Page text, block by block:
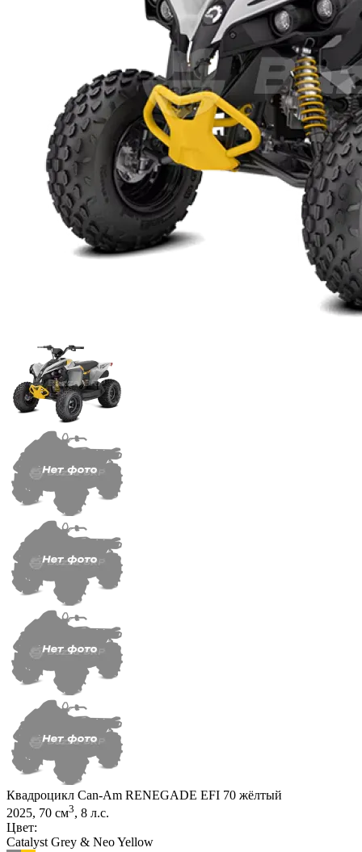
Квадроцикл Can-Am RENEGADE EFI 70 жёлтый
2025, 70 см3, 8 л.с.
Цвет:
Catalyst Grey & Neo Yellow